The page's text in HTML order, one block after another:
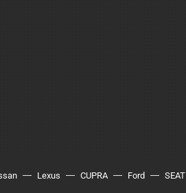
Lexus CUPRA Ford SEAT